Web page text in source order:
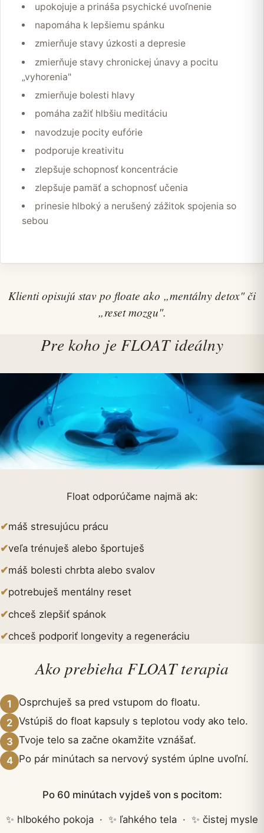
upokojuje a prináša psychické uvoľnenie
napomáha k lepšiemu spánku
zmierňuje stavy úzkosti a depresie
zmierňuje stavy chronickej únavy a pocitu
„vyhorenia"
zmierňuje bolesti hlavy
pomáha zažiť hlbšiu meditáciu
navodzuje pocity eufórie
podporuje kreativitu
zlepšuje schopnosť koncentrácie
zlepšuje pamäť a schopnosť učenia
prinesie hlboký a nerušený zážitok spojenia so
sebou
Klienti opisujú stav po floate ako „mentálny detox"či
„reset mozgu".
Pre koho je FLOAT ideálny
Float odporúčame najmä ak:
✔máš stresujúcu prácu
✔veľa trénuješ alebo športuješ
✔máš bolesti chrbta alebo svalov
✔potrebuješ mentálny reset
✔chceš zlepšiť spánok
✔chceš podporiť longevity a regeneráciu
Ako prebieha FLOAT terapia
1
Osprchuješ sa pred vstupom do floatu.
2 Vstúpiš do float kapsuly s teplotou vody ako telo.
3 Tvoje telo sa začne okamžite vznášať.
4 Po pár minútach sa nervový systém úplne uvoľní.
Po 60 minútach vyjdeš von s pocitom:
✨ hlbokého pokoja · ✨ ľahkého tela · ✨ čistej mysle